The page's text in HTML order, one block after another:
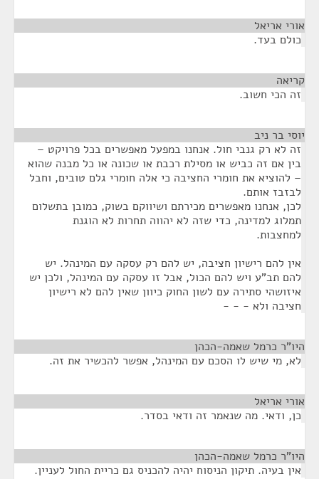
אורי אריאל
כולם בעד.
קריאה
זה הכי חשוב.
יוסי בר ניב
זה לא רק גנבי חול. אנחנו במפעל מאפשרים בכל פרויקט –
בין אם זה כביש או מסילת רכבת או שכונה או כל מבנה שהוא
– להוציא את חומרי החציבה כי אלה חומרי גלם טובים, וחבל
לבזבז אותם.
לכן, אנחנו מאפשרים מכירתם ושיווקם בשוק, כמובן בתשלום
תמלוג למדינה, כדי שזה לא יהווה תחרות לא הוגנת
למחצבות.
אין להם רישיון חציבה, יש להם רק עסקה עם המינהל. יש
להם תב"ע ויש להם הכול, אבל זו עסקה עם המינהל, ולכן יש
איזושהי סתירה עם לשון החוק כיוון שאין להם לא רישיון
חציבה ולא - - -
היו"ר כרמל שאמה-הכהן
לא, מי שיש לו הסכם עם המינהל, אפשר להכשיר את זה.
אורי אריאל
כן, ודאי. מה שנאמר זה ודאי בסדר.
היו"ר כרמל שאמה-הכהן
אין בעיה. תיקון הניסוח יהיה להכניס גם כריית החול לעניין.